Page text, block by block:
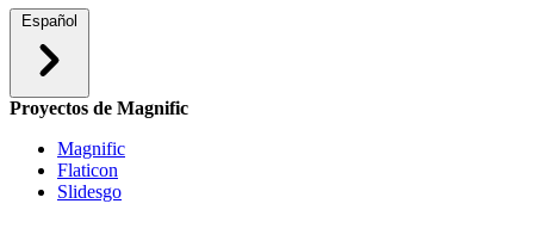
Español
Proyectos de Magnific
Magnific
Flaticon
Slidesgo